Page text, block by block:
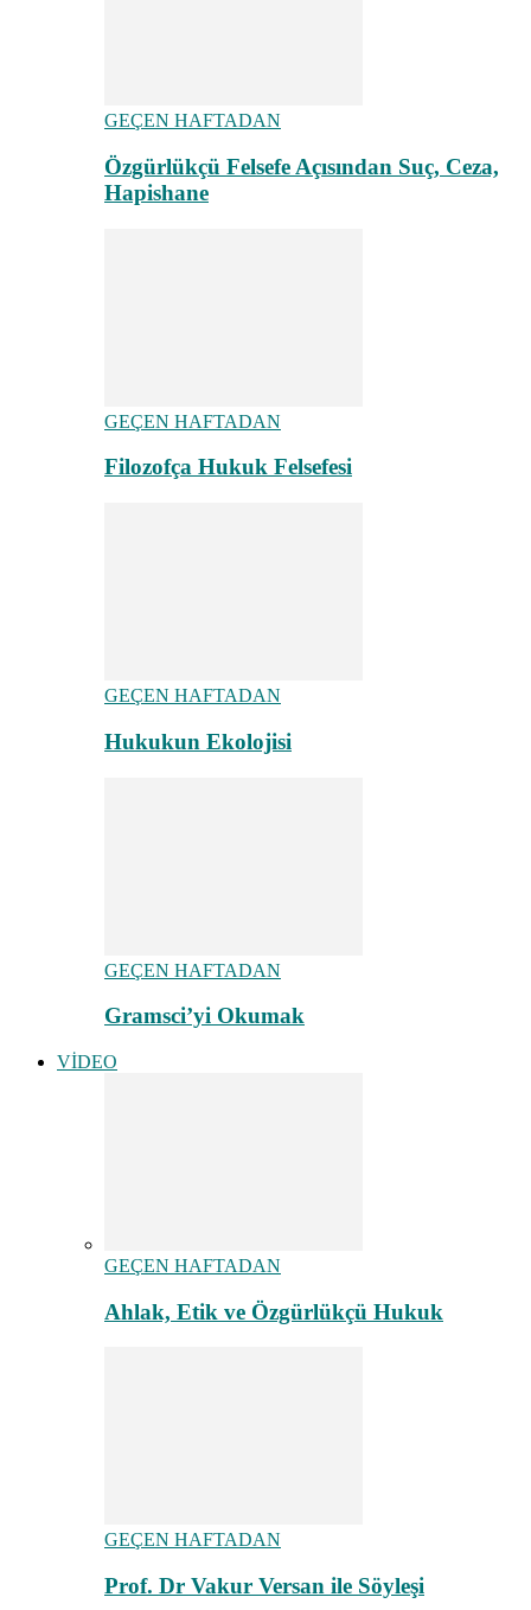
GEÇEN HAFTADAN
Özgürlükçü Felsefe Açısından Suç, Ceza,
Hapishane
GEÇEN HAFTADAN
Filozofça Hukuk Felsefesi
GEÇEN HAFTADAN
Hukukun Ekolojisi
GEÇEN HAFTADAN
Gramsci’yi Okumak
VİDEO
GEÇEN HAFTADAN
Ahlak, Etik ve Özgürlükçü Hukuk
GEÇEN HAFTADAN
Prof. Dr Vakur Versan ile Söyleşi